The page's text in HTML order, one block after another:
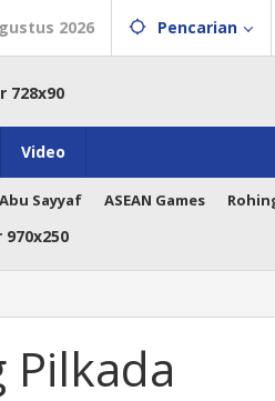
2026 Pencarian
Video
Abu Sayyaf ASEAN Games
Pilkada